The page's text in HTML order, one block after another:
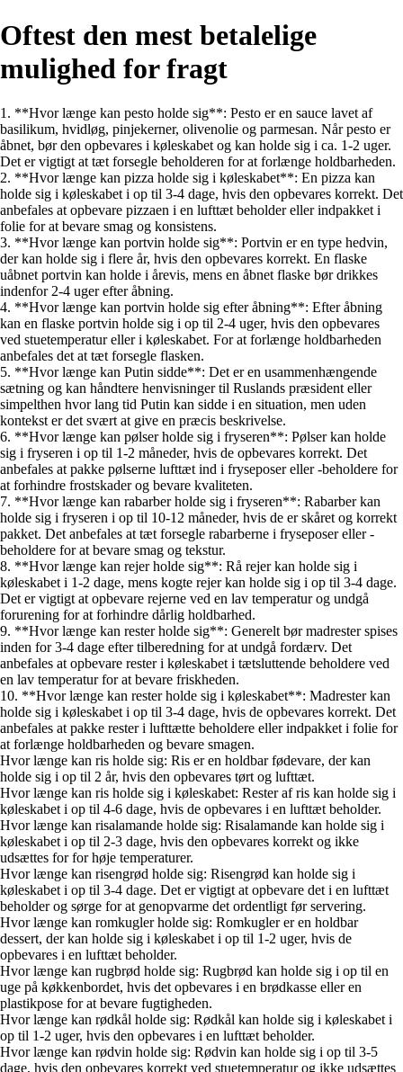
Oftest den mest betalelige
mulighed for fragt
1. **Hvor længe kan pesto holde sig**: Pesto er en sauce lavet af
basilikum, hvidløg, pinjekerner, olivenolie og parmesan. Når pesto er
åbnet, bør den opbevares i køleskabet og kan holde sig i ca. 1-2 uger.
Det er vigtigt at tæt forsegle beholderen for at forlænge holdbarheden.
2. **Hvor længe kan pizza holde sig i køleskabet**: En pizza kan
holde sig i køleskabet i op til 3-4 dage, hvis den opbevares korrekt. Det
anbefales at opbevare pizzaen i en lufttæt beholder eller indpakket i
folie for at bevare smag og konsistens.
3. **Hvor længe kan portvin holde sig**: Portvin er en type hedvin,
der kan holde sig i flere år, hvis den opbevares korrekt. En flaske
uåbnet portvin kan holde i årevis, mens en åbnet flaske bør drikkes
indenfor 2-4 uger efter åbning.
4. **Hvor længe kan portvin holde sig efter åbning**: Efter åbning
kan en flaske portvin holde sig i op til 2-4 uger, hvis den opbevares
ved stuetemperatur eller i køleskabet. For at forlænge holdbarheden
anbefales det at tæt forsegle flasken.
5. **Hvor længe kan Putin sidde**: Det er en usammenhængende
sætning og kan håndtere henvisninger til Ruslands præsident eller
simpelthen hvor lang tid Putin kan sidde i en situation, men uden
kontekst er det svært at give en præcis beskrivelse.
6. **Hvor længe kan pølser holde sig i fryseren**: Pølser kan holde
sig i fryseren i op til 1-2 måneder, hvis de opbevares korrekt. Det
anbefales at pakke pølserne lufttæt ind i fryseposer eller -beholdere for
at forhindre frostskader og bevare kvaliteten.
7. **Hvor længe kan rabarber holde sig i fryseren**: Rabarber kan
holde sig i fryseren i op til 10-12 måneder, hvis de er skåret og korrekt
pakket. Det anbefales at tæt forsegle rabarberne i fryseposer eller -
beholdere for at bevare smag og tekstur.
8. **Hvor længe kan rejer holde sig**: Rå rejer kan holde sig i
køleskabet i 1-2 dage, mens kogte rejer kan holde sig i op til 3-4 dage.
Det er vigtigt at opbevare rejerne ved en lav temperatur og undgå
forurening for at forhindre dårlig holdbarhed.
9. **Hvor længe kan rester holde sig**: Generelt bør madrester spises
inden for 3-4 dage efter tilberedning for at undgå fordærv. Det
anbefales at opbevare rester i køleskabet i tætsluttende beholdere ved
en lav temperatur for at bevare friskheden.
10. **Hvor længe kan rester holde sig i køleskabet**: Madrester kan
holde sig i køleskabet i op til 3-4 dage, hvis de opbevares korrekt. Det
anbefales at pakke rester i lufttætte beholdere eller indpakket i folie for
at forlænge holdbarheden og bevare smagen.
Hvor længe kan ris holde sig: Ris er en holdbar fødevare, der kan
holde sig i op til 2 år, hvis den opbevares tørt og lufttæt.
Hvor længe kan ris holde sig i køleskabet: Rester af ris kan holde sig i
køleskabet i op til 4-6 dage, hvis de opbevares i en lufttæt beholder.
Hvor længe kan risalamande holde sig: Risalamande kan holde sig i
køleskabet i op til 2-3 dage, hvis den opbevares korrekt og ikke
udsættes for for høje temperaturer.
Hvor længe kan risengrød holde sig: Risengrød kan holde sig i
køleskabet i op til 3-4 dage. Det er vigtigt at opbevare det i en lufttæt
beholder og sørge for at genopvarme det ordentligt før servering.
Hvor længe kan romkugler holde sig: Romkugler er en holdbar
dessert, der kan holde sig i køleskabet i op til 1-2 uger, hvis de
opbevares i en lufttæt beholder.
Hvor længe kan rugbrød holde sig: Rugbrød kan holde sig i op til en
uge på køkkenbordet, hvis det opbevares i en brødkasse eller en
plastikpose for at bevare fugtigheden.
Hvor længe kan rødkål holde sig: Rødkål kan holde sig i køleskabet i
op til 1-2 uger, hvis den opbevares i en lufttæt beholder.
Hvor længe kan rødvin holde sig: Rødvin kan holde sig i op til 3-5
dage, hvis den opbevares korrekt ved stuetemperatur og ikke udsættes